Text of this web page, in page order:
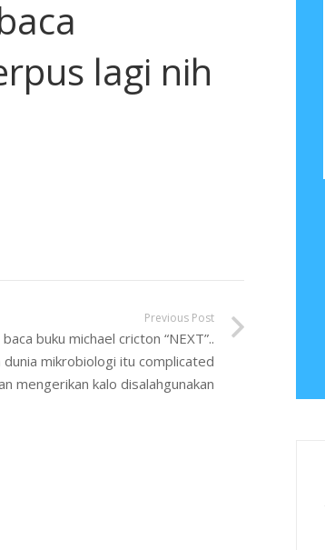
lagi nih
Previous Post
buku michael cricton “NEXT”..
mikrobiologi itu complicated
mengerikan kalo disalahgunakan